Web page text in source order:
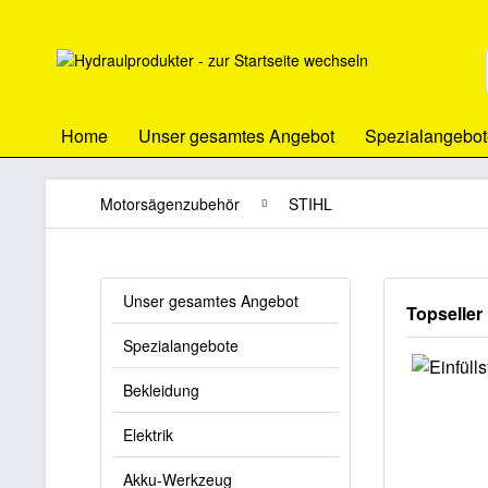
Home Unser gesamtes Angebot
Motorsägenzubehör STIHL
Unser gesamtes Angebot
Spezialangebote
Bekleidung
Elektrik
Akku-Werkzeug
Topseller